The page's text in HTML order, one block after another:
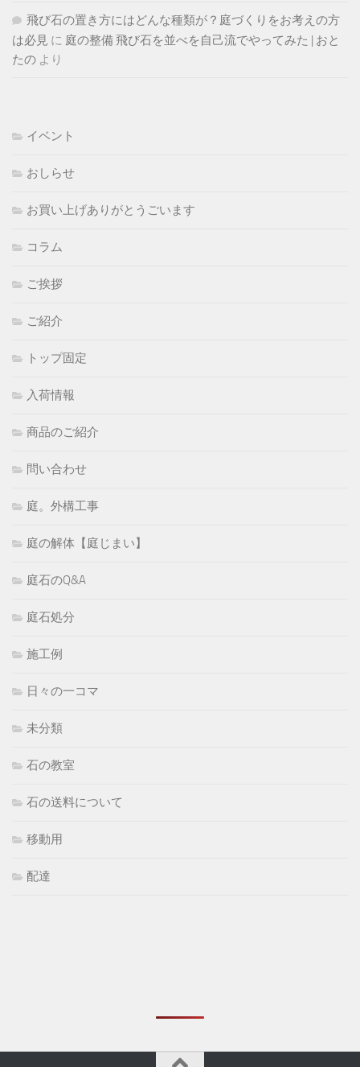
飛び石の置き方にはどんな種類が？庭づくりをお考えの方
は必見 に 庭の整備 飛び石を並べを自己流でやってみた | おと
たの より
イベント
おしらせ
お買い上げありがとうごいます
コラム
ご挨拶
ご紹介
トップ固定
入荷情報
商品のご紹介
問い合わせ
庭。外構工事
庭の解体【庭じまい】
庭石のQ&A
庭石処分
施工例
日々の一コマ
未分類
石の教室
石の送料について
移動用
配達